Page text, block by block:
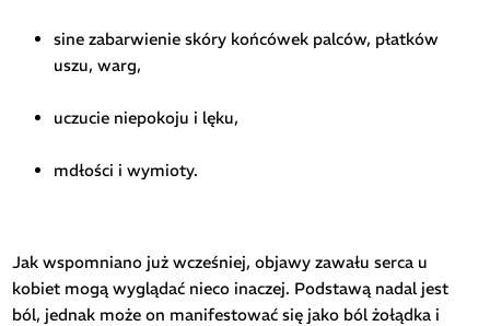
sine zabarwienie skóry końcówek palców, płatków
uszu, warg,
uczucie niepokoju i lęku,
mdłości i wymioty.
Jak wspomniano już wcześniej, objawy zawału serca u
kobiet mogą wyglądać nieco inaczej. Podstawą nadal jest
ból, jednak może on manifestować się jako ból żołądka i